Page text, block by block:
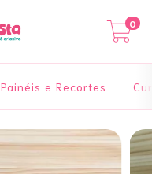
0
Painéis e Recortes